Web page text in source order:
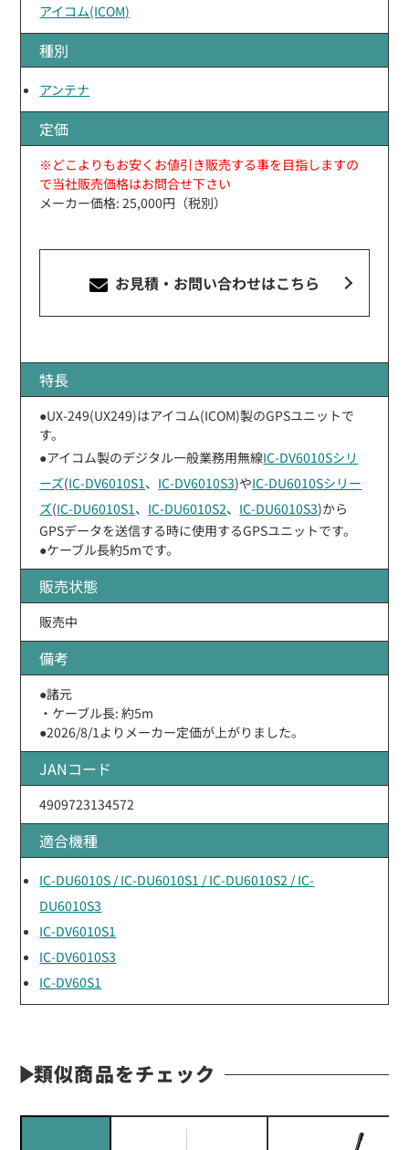
アイコム(ICOM)
種別
アンテナ
定価
※どこよりもお安くお値引き販売する事を目指しますの
で当社販売価格はお問合せ下さい
メーカー価格: 25,000円（税別）
お見積・お問い合わせはこちら
特長
●UX-249(UX249)はアイコム(ICOM)製のGPSユニットで
す。
●アイコム製のデジタル一般業務用無線IC-DV6010Sシリ
ーズ(IC-DV6010S1 、 IC-DV6010S3)やIC-DU6010Sシリー
ズ(IC-DU6010S1 、 IC-DU6010S2、 IC-DU6010S3)から
GPSデータを送信する時に使用するGPSユニットです。
●ケーブル長約5mです。
販売状態
販売中
備考
●諸元
・ケーブル長: 約5m
●2026/8/1よりメーカー定価が上がりました。
JANコード
4909723134572
適合機種
IC-DU6010S / IC-DU6010S1 / IC-DU6010S2 / IC-
DU6010S3
IC-DV6010S1
IC-DV6010S3
IC-DV60S1
類似商品をチェック